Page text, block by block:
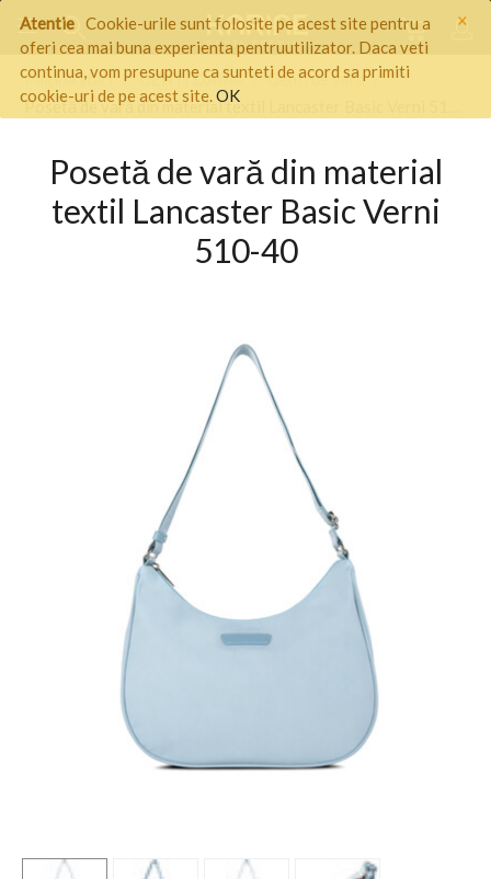
×
Atentie Cookie-urile sunt folosite pe acest site pentru a
oferi cea mai buna experienta pentruutilizator. Daca veti
continua, vom presupune ca sunteti de acord sa primiti
cookie-uri de pe acest site.OK
Pagina start / GENTI DAMA / Genti de vara /
Posetă de vară din material textil Lancaster Basic Verni 510-40
Posetă de vară din material
textil Lancaster Basic Verni
510-40